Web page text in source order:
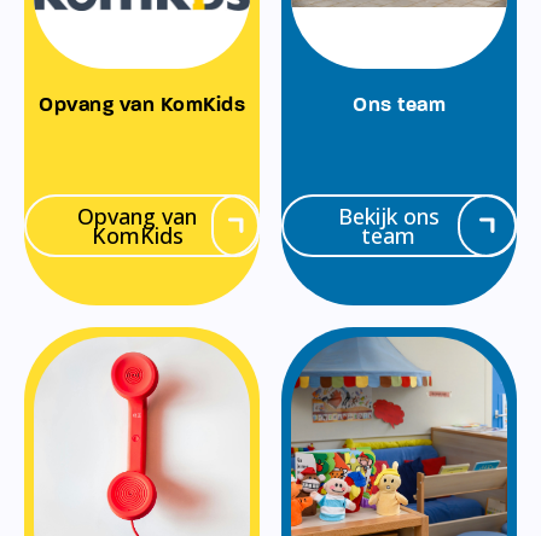
Opvang van KomKids
Opvang van
KomKids
Ons team
Bekijk ons
team